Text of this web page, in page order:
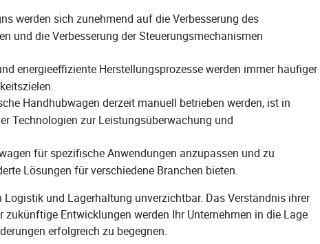
werden sich zunehmend auf die Verbesserung des
und die Verbesserung der Steuerungsmechanismen
energieeffiziente Herstellungsprozesse werden immer häufiger
Handhubwagen derzeit manuell betrieben werden, ist in
Technologien zur Leistungsüberwachung und
für spezifische Anwendungen anzupassen und zu
Lösungen für verschiedene Branchen bieten.
und Lagerhaltung unverzichtbar. Das Verständnis ihrer
Entwicklungen werden Ihr Unternehmen in die Lage
erfolgreich zu begegnen.